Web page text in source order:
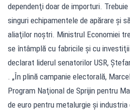
dependenţi doar de importuri.
singuri echipamentele de apărare şi
aliaţilor noştri. Ministrul Economiei
se întâmplă cu fabricile şi cu
declarat liderul senatorilor USR,
. „În plină campanie electorală,
Program Naţional de Sprijin pentru
de euro pentru metalurgie şi